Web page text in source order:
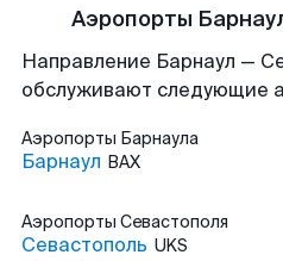
Аэропорты
Направление Барнаул —
обслуживают следующие
Аэропорты Барнаула
Барнаул BAX
Аэропорты Севастополя
Севастополь UKS